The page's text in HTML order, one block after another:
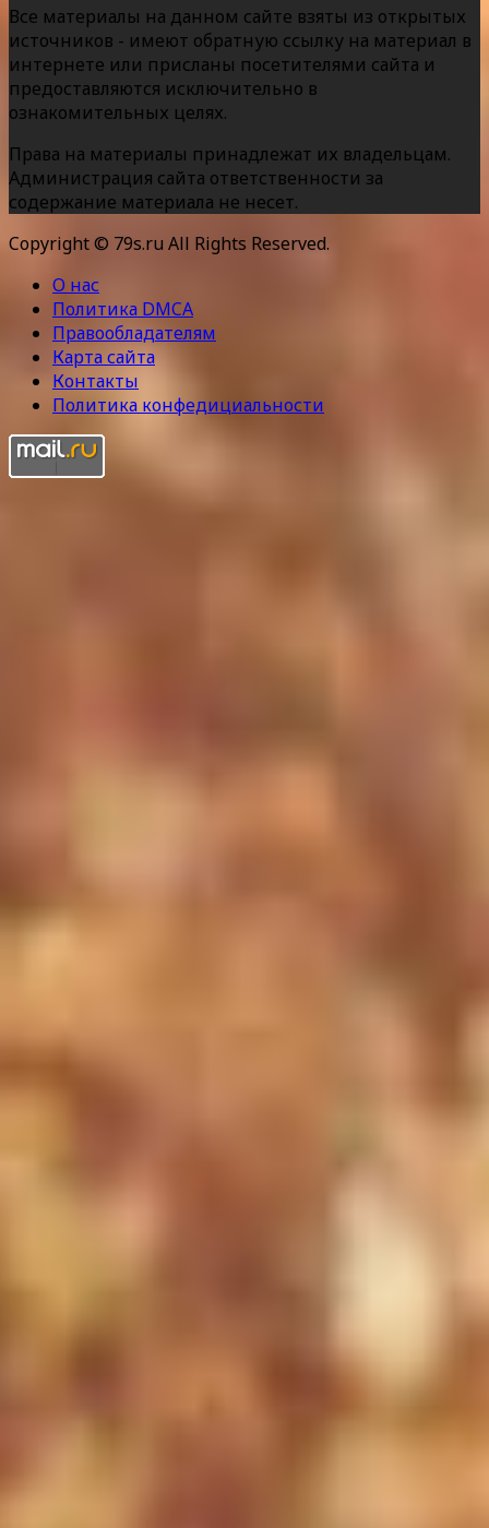
Все материалы на данном сайте взяты из открытых
источников - имеют обратную ссылку на материал в
интернете или присланы посетителями сайта и
предоставляются исключительно в
ознакомительных целях.
Права на материалы принадлежат их владельцам.
Администрация сайта ответственности за
содержание материала не несет.
Copyright © 79s.ru All Rights Reserved.
О нас
Политика DMCA
Правообладателям
Карта сайта
Контакты
Политика конфедициальности